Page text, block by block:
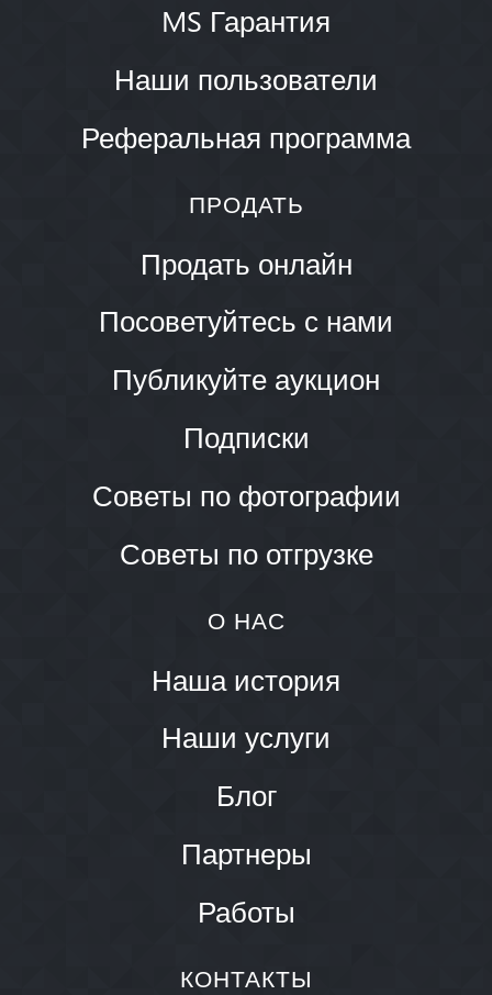
MS Гарантия
Наши пользователи
Реферальная программа
ПРОДАТЬ
Продать онлайн
Посоветуйтесь с нами
Публикуйте аукцион
Подписки
Советы по фотографии
Советы по отгрузке
О НАС
Наша история
Наши услуги
Блог
Партнеры
Работы
КОНТАКТЫ